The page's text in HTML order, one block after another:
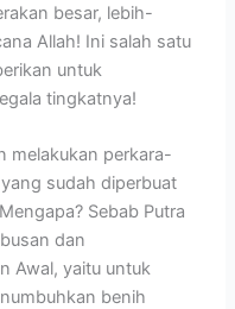
besar, lebih-
Allah! Ini salah satu
untuk
tingkatnya!
melakukan perkara-
sudah diperbuat
Sebab Putra
dan
Awal, yaitu untuk
benih